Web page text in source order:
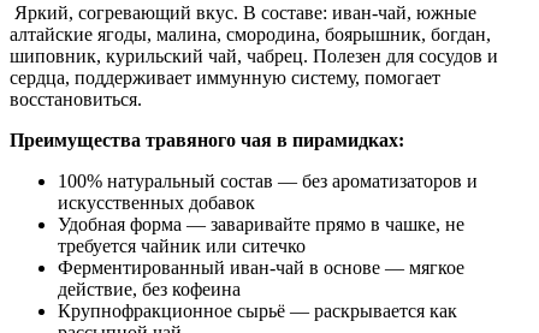
Яркий, согревающий вкус. В составе: иван-чай, южные
алтайские ягоды, малина, смородина, боярышник, богдан,
шиповник, курильский чай, чабрец. Полезен для сосудов и
сердца, поддерживает иммунную систему, помогает
восстановиться.
Преимущества травяного чая в пирамидках:
100% натуральный состав — без ароматизаторов и
искусственных добавок
Удобная форма — заваривайте прямо в чашке, не
требуется чайник или ситечко
Ферментированный иван-чай в основе — мягкое
действие, без кофеина
Крупнофракционное сырьё — раскрывается как